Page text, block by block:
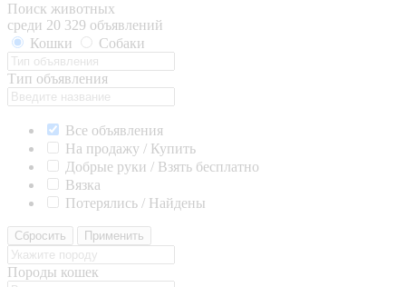
Поиск животных
среди 20 329 объявлений
Кошки
Собаки
Тип объявления
Все объявления
На продажу / Купить
Добрые руки / Взять бесплатно
Вязка
Потерялись / Найдены
Сбросить Применить
Породы кошек